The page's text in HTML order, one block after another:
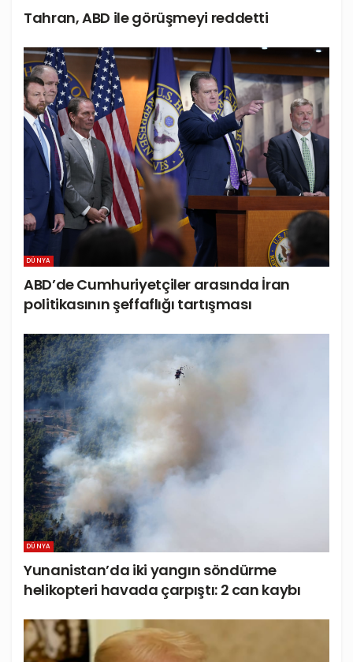
Tahran, ABD ile görüşmeyi reddetti
DÜNYA
ABD’de Cumhuriyetçiler arasında İran
politikasının şeffaflığı tartışması
DÜNYA
Yunanistan’da iki yangın söndürme
helikopteri havada çarpıştı: 2 can kaybı